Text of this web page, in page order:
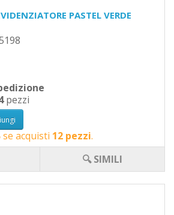
PASTEL VERDE
pezzi
se acquisti 12 pezzi.
🔍 SIMILI